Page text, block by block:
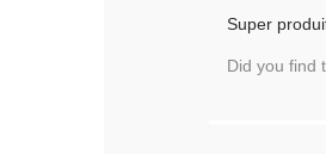
Super
Did you find